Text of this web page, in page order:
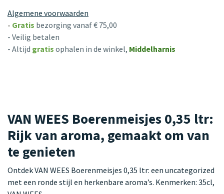
Algemene voorwaarden
- Gratis bezorging vanaf € 75,00
- Veilig betalen
- Altijd gratis ophalen in de winkel, Middelharnis
VAN WEES Boerenmeisjes 0,35 ltr:
Rijk van aroma, gemaakt om van
te genieten
Ontdek VAN WEES Boerenmeisjes 0,35 ltr: een uncategorized
met een ronde stijl en herkenbare aroma’s. Kenmerken: 35cl,